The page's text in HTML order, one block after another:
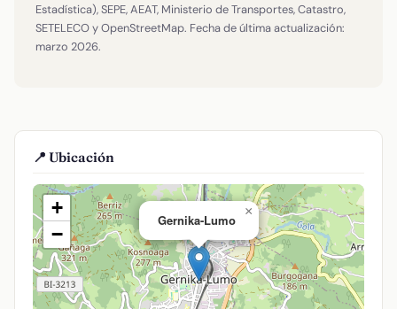
Estadística), SEPE, AEAT, Ministerio de Transportes, Catastro,
SETELECO y OpenStreetMap. Fecha de última actualización:
marzo 2026.
📍 Ubicación
Gernika-Lumo
×
+
−